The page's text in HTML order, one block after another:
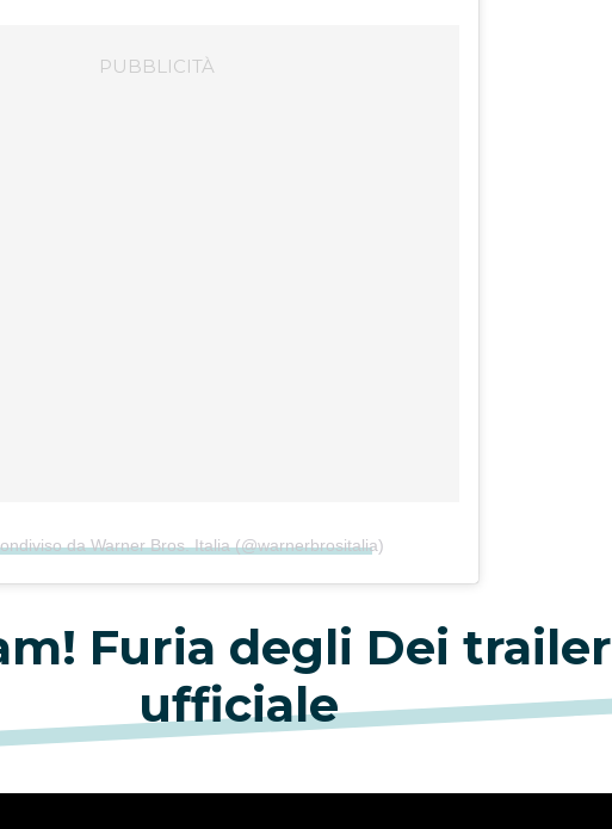
da Warner Bros. Italia (@warnerbrositalia)
Furia degli Dei trailer
ufficiale